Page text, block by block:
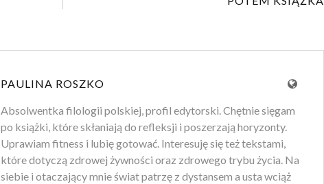
PAULINA ROSZKO
Absolwentka filologii polskiej, profil edytorski. Chętnie sięgam
po książki, które skłaniają do refleksji i poszerzają horyzonty.
Uprawiam fitness i lubię gotować. Interesuję się też tekstami,
które dotyczą zdrowej żywności oraz zdrowego trybu życia. Na
siebie i otaczający mnie świat patrzę z dystansem a usta wciąż